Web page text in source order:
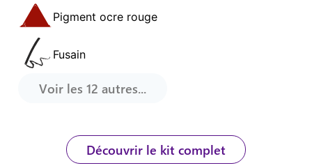
Pigment ocre rouge
Fusain
Voir les 12 autres...
Découvrir le kit complet